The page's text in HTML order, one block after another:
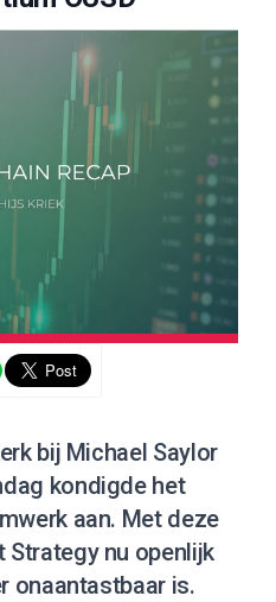
bij Michael Saylor
kondigde het
aan. Met deze
Strategy nu openlijk
onaantastbaar is.